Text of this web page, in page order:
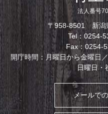
法人番号
〒958-8501 新潟
Tel：0254-
Fax：0254-
開庁時間：月曜日から金曜日
日曜日・
メールで